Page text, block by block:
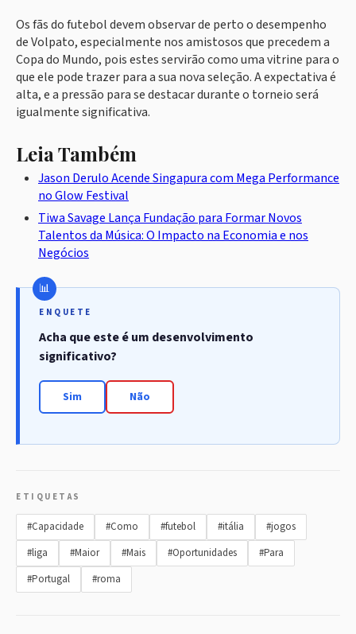
Os fãs do futebol devem observar de perto o desempenho
de Volpato, especialmente nos amistosos que precedem a
Copa do Mundo, pois estes servirão como uma vitrine para o
que ele pode trazer para a sua nova seleção. A expectativa é
alta, e a pressão para se destacar durante o torneio será
igualmente significativa.
Leia Também
Jason Derulo Acende Singapura com Mega Performance
no Glow Festival
Tiwa Savage Lança Fundação para Formar Novos
Talentos da Música: O Impacto na Economia e nos
Negócios
ENQUETE
Acha que este é um desenvolvimento
significativo?
Sim Não
ETIQUETAS
#Capacidade #Como #futebol #itália
#jogos
#liga
#Maior #Mais #Oportunidades
#Para
#Portugal
#roma